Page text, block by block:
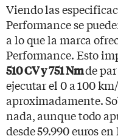
Viendo las
Performance se
a lo que la marca
Performance. Esto
510 CV y 751 Nmde
ejecutar el 0 a 100
aproximadamente.
nada, aunque todo
desde 59.990 euros